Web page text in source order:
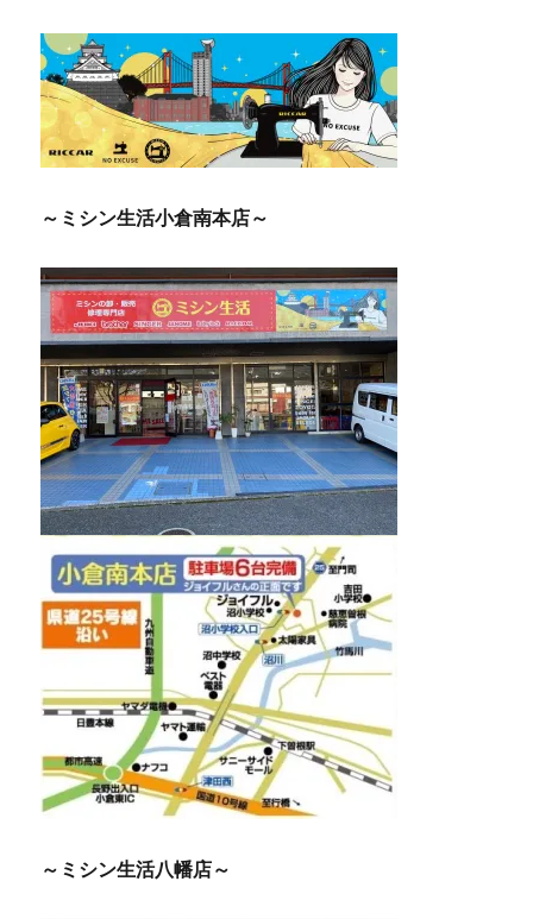
シ
ョ
ン
～ミシン生活小倉南本店～
～ミシン生活八幡店～